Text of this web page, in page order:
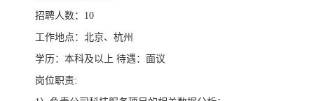
招聘人数：10
工作地点：北京、杭州
学历：本科及以上 待遇：面议
岗位职责: